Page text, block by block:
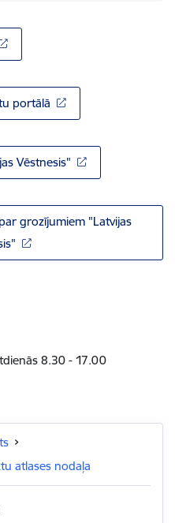
portālā
Vēstnesis"
grozījumiem "Latvijas
8.30 - 17.00
atlases nodaļa